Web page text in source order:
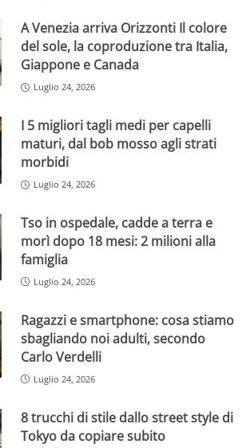
A Venezia arriva Orizzonti Il colore
del sole, la coproduzione tra Italia,
Giappone e Canada
Luglio 24, 2026
I 5 migliori tagli medi per capelli
maturi, dal bob mosso agli strati
morbidi
Luglio 24, 2026
Tso in ospedale, cadde a terra e
morì dopo 18 mesi: 2 milioni alla
famiglia
Luglio 24, 2026
Ragazzi e smartphone: cosa stiamo
sbagliando noi adulti, secondo
Carlo Verdelli
Luglio 24, 2026
8 trucchi di stile dallo street style di
Tokyo da copiare subito